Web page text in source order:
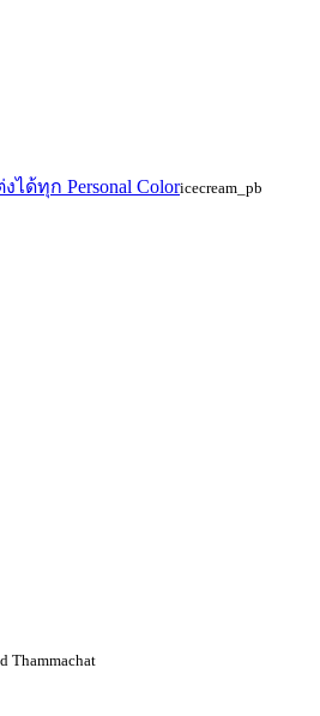
ด้ทุก Personal Coloricecream_pb
Thammachat